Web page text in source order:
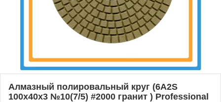
Алмазный полировальный круг (6A2S
100x40x3 №10(7/5) #2000 гранит ) Professional